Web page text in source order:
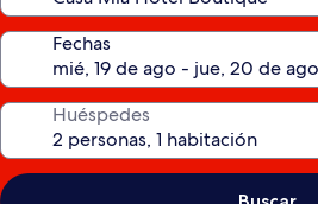
Fechas
Huéspedes